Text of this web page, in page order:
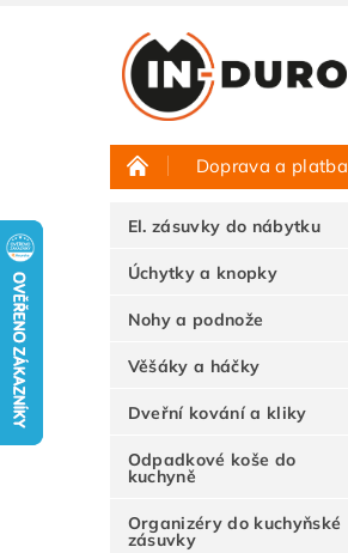
Doprava a platba
Půjčovna vzorků
El. zásuvky do nábytku
Úchytky a knopky
Nohy a podnože
Věšáky a háčky
Dveřní kování a kliky
Odpadkové koše do
kuchyně
Organizéry do kuchyňské
zásuvky